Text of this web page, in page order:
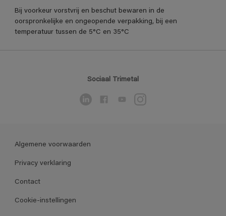
Bij voorkeur vorstvrij en beschut bewaren in de
oorspronkelijke en ongeopende verpakking, bij een
temperatuur tussen de 5°C en 35°C
Sociaal Trimetal
Algemene voorwaarden
Privacy verklaring
Contact
Cookie-instellingen